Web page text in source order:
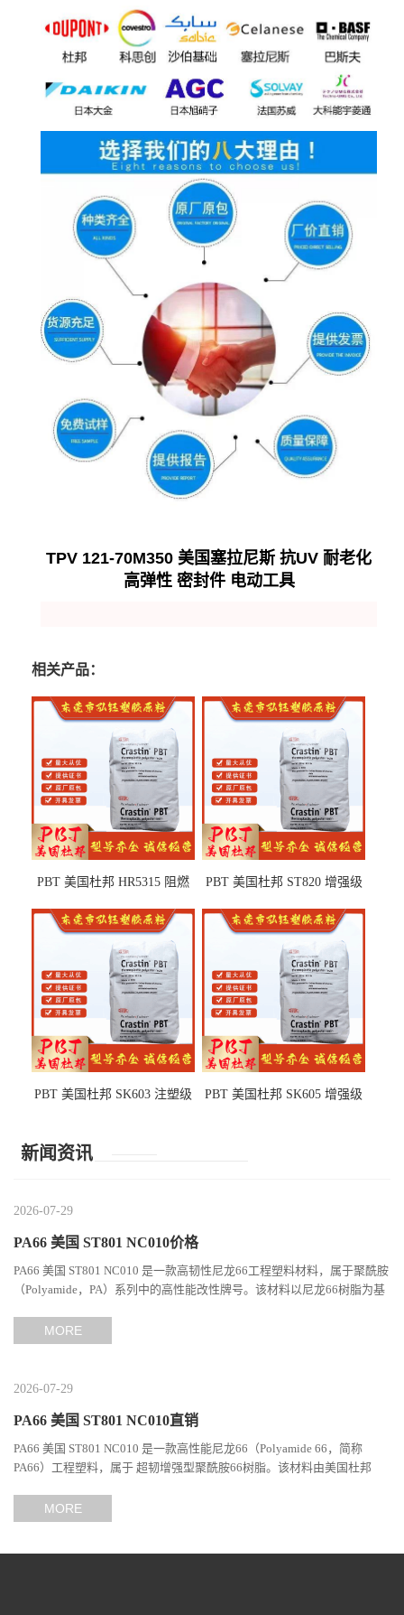
TPV 121-70M350 美国塞拉尼斯 抗UV 耐老化
高弹性 密封件 电动工具
相关产品：
PBT 美国杜邦 HR5315 阻燃
部件
PBT 美国杜邦 ST820 增强级
PBT 美国杜邦 SK603 注塑级
PBT 美国杜邦 SK605 增强级
新闻资讯
2026-07-29
PA66 美国 ST801 NC010价格
PA66 美国 ST801 NC010 是一款高韧性尼龙66工程塑料材料，属于聚酰胺
（Polyamide，PA）系列中的高性能改性牌号。该材料以尼龙66树脂为基
MORE
2026-07-29
PA66 美国 ST801 NC010直销
PA66 美国 ST801 NC010 是一款高性能尼龙66（Polyamide 66，简称
PA66）工程塑料，属于 超韧增强型聚酰胺66树脂。该材料由美国杜邦
MORE